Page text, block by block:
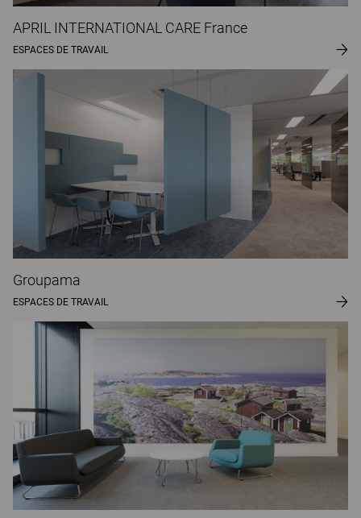
APRIL INTERNATIONAL CARE France
ESPACES DE TRAVAIL
Groupama
ESPACES DE TRAVAIL